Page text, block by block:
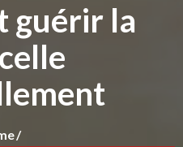
guérir la